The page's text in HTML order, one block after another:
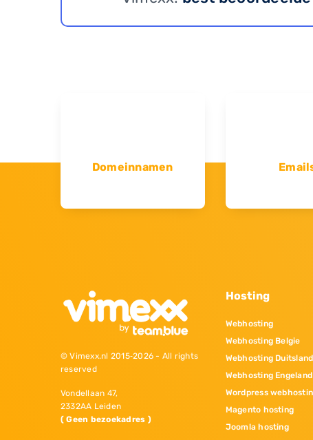
Domeinnamen
© Vimexx.nl 2015‐2026 - All rights
reserved
Vondellaan 47,
2332AA Leiden
( Geen bezoekadres )
Hosting
Webhosting
Webhosting Belgie
Webhosting Duitsland
Webhosting Engeland
Wordpress
Magento hosting
Joomla hosting